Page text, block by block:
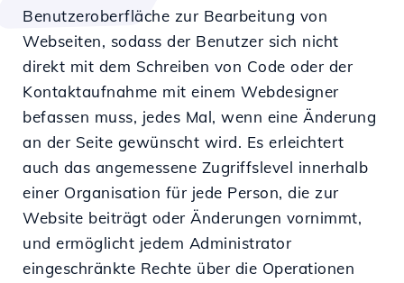
Benutzeroberfläche zur Bearbeitung von
Webseiten, sodass der Benutzer sich nicht
direkt mit dem Schreiben von Code oder der
Kontaktaufnahme mit einem Webdesigner
befassen muss, jedes Mal, wenn eine Änderung
an der Seite gewünscht wird. Es erleichtert
auch das angemessene Zugriffslevel innerhalb
einer Organisation für jede Person, die zur
Website beiträgt oder Änderungen vornimmt,
und ermöglicht jedem Administrator
eingeschränkte Rechte über die Operationen